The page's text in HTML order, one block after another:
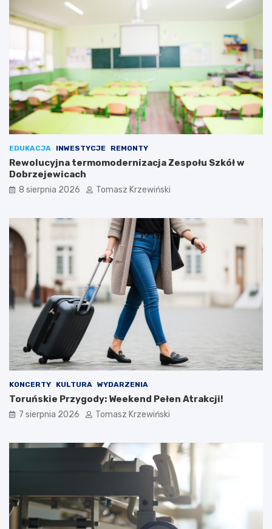
EDUKACJA INWESTYCJE REMONTY
Rewolucyjna termomodernizacja Zespołu Szkół w
Dobrzejewicach
8 sierpnia 2026 Tomasz Krzewiński
KONCERTY KULTURA WYDARZENIA
Toruńskie Przygody: Weekend Pełen Atrakcji!
7 sierpnia 2026 Tomasz Krzewiński